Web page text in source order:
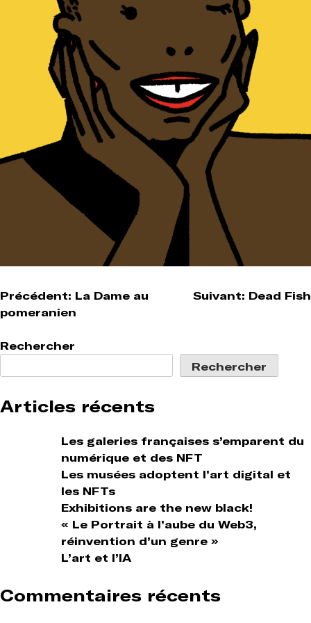
Navigation
de
l’article
Précédent: La Dame au
pomeranien
Suivant: Dead Fish
Rechercher
Rechercher
Articles récents
Les galeries françaises s’emparent du
numérique et des NFT
Les musées adoptent l’art digital et
les NFTs
Exhibitions are the new black!
« Le Portrait à l’aube du Web3,
réinvention d’un genre »
L’art et l’IA
Commentaires récents